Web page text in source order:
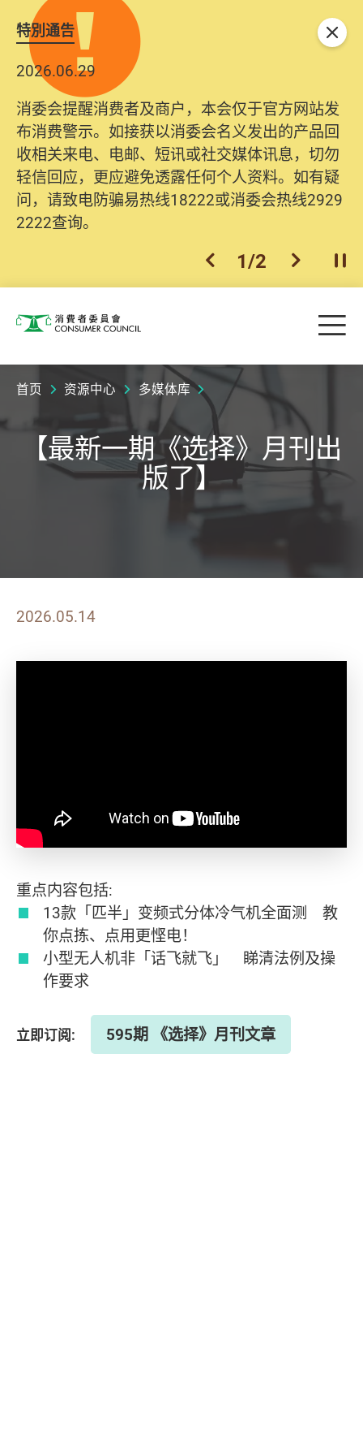
特別通告
2026.06.29
消委会提醒消费者及商户，本会仅于官方网站发
布消费警示。如接获以消委会名义发出的产品回
收相关来电、电邮、短讯或社交媒体讯息，切勿
轻信回应，更应避免透露任何个人资料。如有疑
问，请致电防骗易热线18222或消委会热线2929
2222查询。
上一个
1/2 下一个开
关闭
消费者委员会 目
首页 资源中心 多媒体库
【最新一期《选择》月刊出
版了】
2026.05.14
重点内容包括:
13款「匹半」变频式分体冷气机全面测 教
你点拣、点用更悭电！
️小型无人机非「话飞就飞」 睇清法例及操
作要求
立即订阅: 595期 《选择》月刊文章